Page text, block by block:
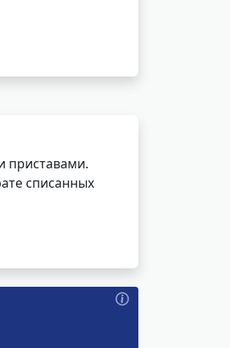
приставами.
списанных